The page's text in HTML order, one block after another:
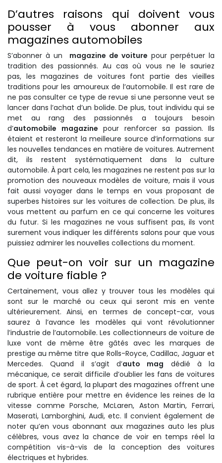
D’autres raisons qui doivent vous
pousser à vous abonner aux
magazines automobiles
S’abonner à un magazine de voiture pour perpétuer la
tradition des passionnés. Au cas où vous ne le sauriez
pas, les magazines de voitures font partie des vieilles
traditions pour les amoureux de l’automobile. Il est rare de
ne pas consulter ce type de revue si une personne veut se
lancer dans l’achat d’un bolide. De plus, tout individu qui se
met au rang des passionnés a toujours besoin
d’automobile magazine pour renforcer sa passion. Ils
étaient et resteront la meilleure source d’informations sur
les nouvelles tendances en matière de voitures. Autrement
dit, ils restent systématiquement dans la culture
automobile. À part cela, les magazines ne restent pas sur la
promotion des nouveaux modèles de voiture, mais il vous
fait aussi voyager dans le temps en vous proposant de
superbes histoires sur les voitures de collection. De plus, ils
vous mettent au parfum en ce qui concerne les voitures
du futur. Si les magazines ne vous suffisent pas, ils vont
surement vous indiquer les différents salons pour que vous
puissiez admirer les nouvelles collections du moment.
Que peut-on voir sur un magazine
de voiture fiable ?
Certainement, vous allez y trouver tous les modèles qui
sont sur le marché ou ceux qui seront mis en vente
ultérieurement. Ainsi, en termes de concept-car, vous
saurez à l’avance les modèles qui vont révolutionner
l’industrie de l’automobile. Les collectionneurs de voiture de
luxe vont de même être gâtés avec les marques de
prestige au même titre que Rolls-Royce, Cadillac, Jaguar et
Mercedes. Quand il s’agit d’auto mag dédié à la
mécanique, ce serait difficile d’oublier les fans de voitures
de sport. À cet égard, la plupart des magazines offrent une
rubrique entière pour mettre en évidence les reines de la
vitesse comme Porsche, McLaren, Aston Martin, Ferrari,
Maserati, Lamborghini, Audi, etc. Il convient également de
noter qu’en vous abonnant aux magazines auto les plus
célèbres, vous avez la chance de voir en temps réel la
compétition vis-à-vis de la conception des voitures
électriques et hybrides.